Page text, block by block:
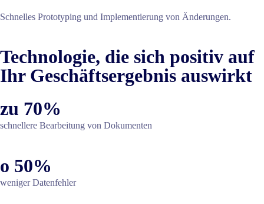
Schnelles Prototyping und Implementierung von Änderungen.
Technologie, die sich positiv auf
Ihr Geschäftsergebnis auswirkt
zu 70%
schnellere Bearbeitung von Dokumenten
o 50%
weniger Datenfehler